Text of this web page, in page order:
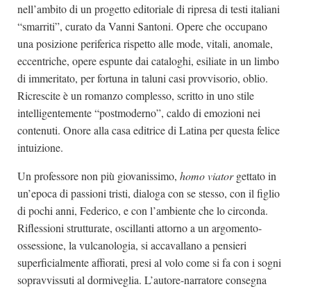
nell’ambito di un progetto editoriale di ripresa di testi italiani
“smarriti”, curato da Vanni Santoni. Opere che occupano
una posizione periferica rispetto alle mode, vitali, anomale,
eccentriche, opere espunte dai cataloghi, esiliate in un limbo
di immeritato, per fortuna in taluni casi provvisorio, oblio.
Ricresciteè un romanzo complesso, scritto in uno stile
intelligentemente “postmoderno”, caldo di emozioni nei
contenuti. Onore alla casa editrice di Latina per questa felice
intuizione.
Un professore non più giovanissimo, homo viatorgettato in
un’epoca di passioni tristi, dialoga con se stesso, con il figlio
di pochi anni, Federico, e con l’ambiente che lo circonda.
Riflessioni strutturate, oscillanti attorno a un argomento-
ossessione, la vulcanologia, si accavallano a pensieri
superficialmente affiorati, presi al volo come si fa con i sogni
sopravvissuti al dormiveglia. L’autore-narratore consegna